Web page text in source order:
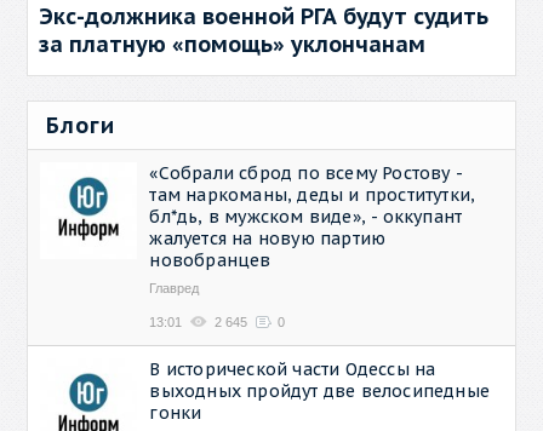
Экс-должника военной РГА будут судить
за платную «помощь» уклончанам
Блоги
«Собрали сброд по всему Ростову -
там наркоманы, деды и проститутки,
бл*дь, в мужском виде», - оккупант
жалуется на новую партию
новобранцев
Главред
13:01 2 645 0
В исторической части Одессы на
выходных пройдут две велосипедные
гонки